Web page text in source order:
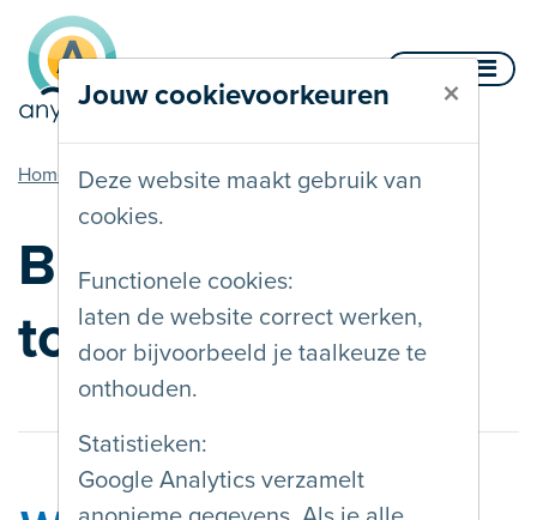
Jouw cookievoorkeuren ×
Deze website maakt gebruik van
cookies.
Functionele cookies:
laten de website correct werken,
door bijvoorbeeld je taalkeuze te
onthouden.
Statistieken:
Google Analytics verzamelt
Naar inhoud
Home Blog
Blog over digitale
toegankelijkheid